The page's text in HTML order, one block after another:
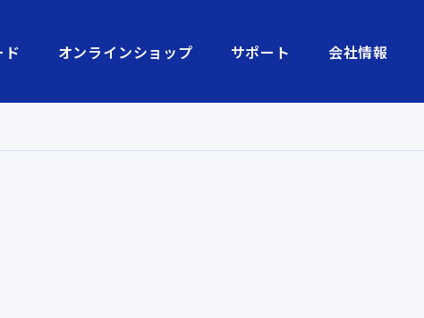
ド オンラインショップ サポート 会社情報